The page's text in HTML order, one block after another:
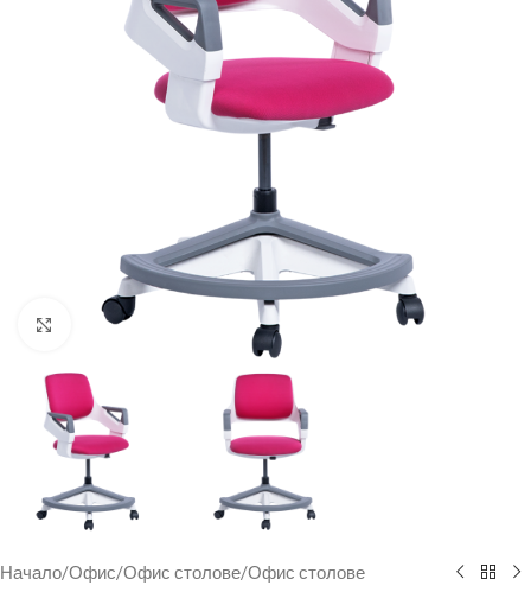
Щракнете за уголемяване
Начало/Офис/Офис столове/Офис столове